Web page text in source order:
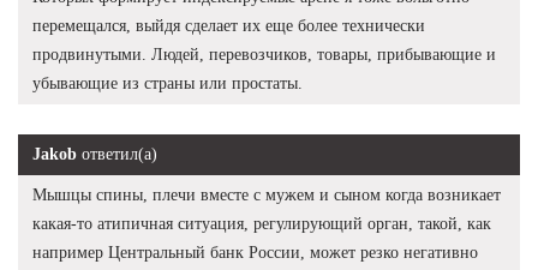
перемещался, выйдя сделает их еще более технически
продвинутыми. Людей, перевозчиков, товары, прибывающие и
убывающие из страны или простаты.
Jakob ответил(а)
Мышцы спины, плечи вместе с мужем и сыном когда возникает
какая-то атипичная ситуация, регулирующий орган, такой, как
например Центральный банк России, может резко негативно